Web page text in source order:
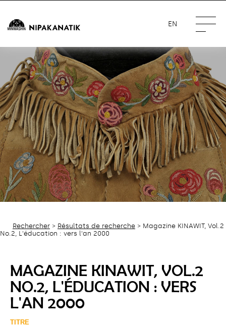
EN
Rechercher > Résultats de recherche > Magazine KINAWIT, Vol.2
No.2, L'éducation : vers l'an 2000
MAGAZINE KINAWIT, VOL.2
NO.2, L'ÉDUCATION : VERS
L'AN 2000
TITRE